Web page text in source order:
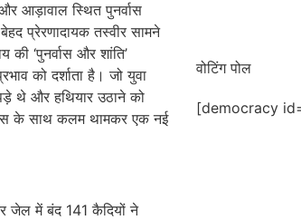
आड़ावाल स्थित पुनर्वास
प्रेरणादायक तस्वीर सामने
‘पुनर्वास और शांति’
को दर्शाता है। जो युवा
थे और हथियार उठाने को
के साथ कलम थामकर एक नई
जेल में बंद 141 कैदियों ने
वोटिंग पोल
[democracy